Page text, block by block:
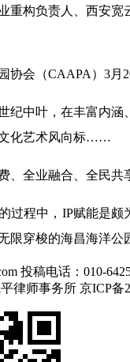
重构负责人、西安
协会（CAAPA）3月
纪中叶，在丰富内
化艺术风向标……
、全业融合、全民共
过程中，IP赋能是颇
限穿梭的海昌海洋
投稿电话：010-
律师事务所 京ICP备